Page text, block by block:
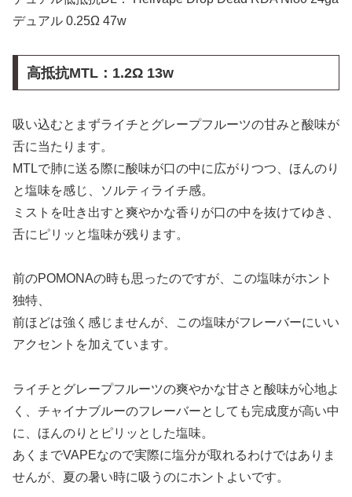
デュアル 0.25Ω 47w
高抵抗MTL：1.2Ω 13w
吸い込むとまずライチとグレープフルーツの甘みと酸味が
舌に当たります。
MTLで肺に送る際に酸味が口の中に広がりつつ、ほんのり
と塩味を感じ、ソルティライチ感。
ミストを吐き出すと爽やかな香りが口の中を抜けてゆき、
舌にピリッと塩味が残ります。
前のPOMONAの時も思ったのですが、この塩味がホント
独特、
前ほどは強く感じませんが、この塩味がフレーバーにいい
アクセントを加えています。
ライチとグレープフルーツの爽やかな甘さと酸味が心地よ
く、チャイナブルーのフレーバーとしても完成度が高い中
に、ほんのりとピリッとした塩味。
あくまでVAPEなので実際に塩分が取れるわけではありま
せんが、夏の暑い時に吸うのにホントよいです。